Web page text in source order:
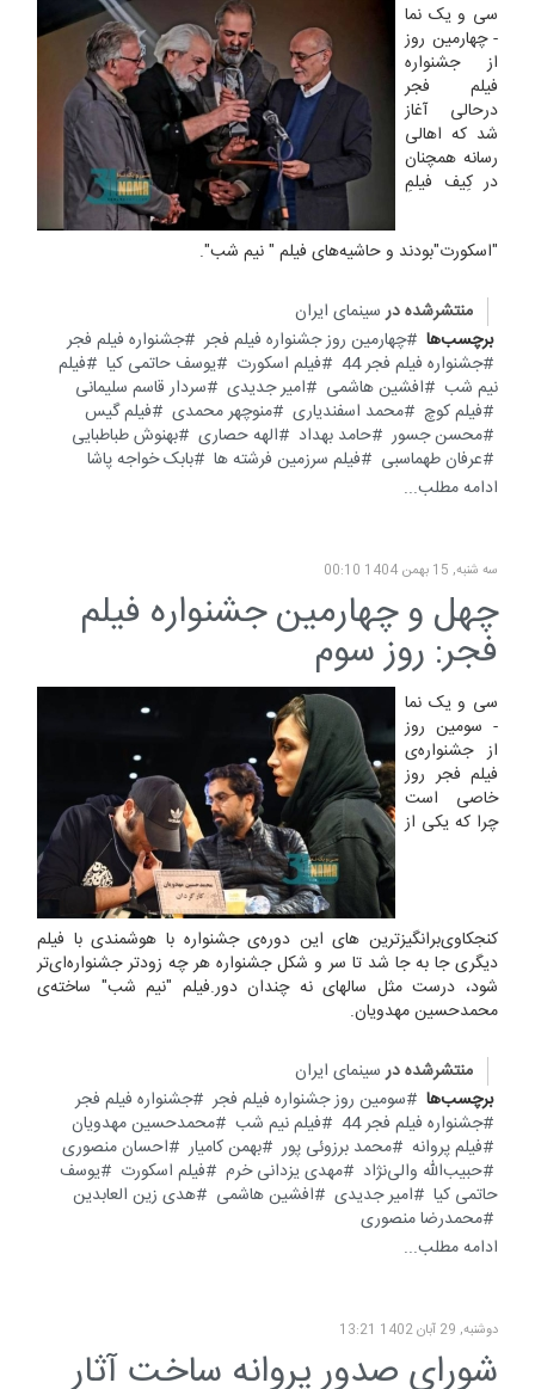
سی و یک نما
- چهارمین روز
از جشنواره
فیلم فجر
درحالی آغاز
شد که اهالی
رسانه همچنان
در کِیف فیلمِ
"اسکورت"بودند و حاشیه‌های فیلم " نیم‌ شب".
منتشرشده در سینمای ایران
برچسب‌ها
چهارمین روز جشنواره فیلم فجر
جشنواره فیلم فجر
جشنواره فیلم فجر 44
فیلم اسکورت یوسف حاتمی کیا
فیلم
نیم شب
افشین هاشمی امیر جدیدی
سردار قاسم سلیمانی
فیلم کوچ
محمد اسفندیاری منوچهر محمدی
فیلم گیس
محسن جسور
حامد بهداد الهه حصاری
بهنوش طباطبایی
عرفان طهماسبی
فیلم سرزمین فرشته ها
بابک خواجه پاشا
ادامه مطلب...
سه شنبه, 15 بهمن 1404 00:10
چهل و چهارمین جشنواره فیلم
فجر: روز سوم
سی و یک نما
- سومین روز
از جشنواره‌ی
فیلم فجر روز
خاصی است
چرا که یکی از
کنجکاوی‌برانگیزترین های این دوره‌ی جشنواره با هوشمندی با فیلم
دیگری جا به جا شد تا سر و شکل جشنواره هر چه زودتر جشنواره‌ای‌تر
شود، درست مثل سالهای نه چندان دور.فیلم "نیم شب" ساخته‌ی
محمدحسین مهدویان.
منتشرشده در سینمای ایران
برچسب‌ها
سومین روز جشنواره فیلم فجر
جشنواره فیلم فجر
جشنواره فیلم فجر 44
فیلم نیم شب
محمدحسین مهدویان
فیلم پروانه
محمد برزوئی پور بهمن کامیار
احسان منصوری
حبیب‌الله والی‌نژاد
مهدی یزدانی خرم فیلم اسکورت
یوسف
حاتمی کیا
امیر جدیدی افشین هاشمی
هدی زین العابدین
محمدرضا منصوری
ادامه مطلب...
دوشنبه, 29 آبان 1402 13:21
شورای صدور پروانه ساخت آثار